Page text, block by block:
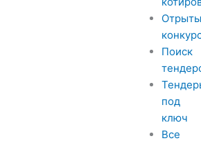
Поиск
под
ключ
Все